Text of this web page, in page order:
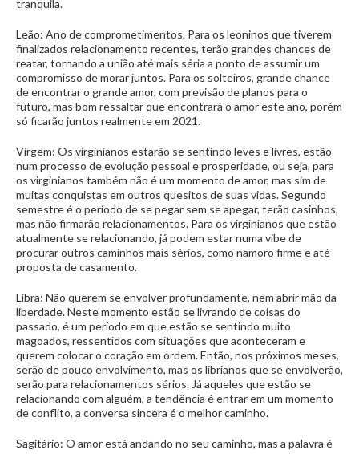
tranquila.
Leão: Ano de comprometimentos. Para os leoninos que tiverem
finalizados relacionamento recentes, terão grandes chances de
reatar, tornando a união até mais séria a ponto de assumir um
compromisso de morar juntos. Para os solteiros, grande chance
de encontrar o grande amor, com previsão de planos para o
futuro, mas bom ressaltar que encontrará o amor este ano, porém
só ficarão juntos realmente em 2021.
Virgem: Os virginianos estarão se sentindo leves e livres, estão
num processo de evolução pessoal e prosperidade, ou seja, para
os virginianos também não é um momento de amor, mas sim de
muitas conquistas em outros quesitos de suas vidas. Segundo
semestre é o período de se pegar sem se apegar, terão casinhos,
mas não firmarão relacionamentos. Para os virginianos que estão
atualmente se relacionando, já podem estar numa vibe de
procurar outros caminhos mais sérios, como namoro firme e até
proposta de casamento.
Libra: Não querem se envolver profundamente, nem abrir mão da
liberdade. Neste momento estão se livrando de coisas do
passado, é um período em que estão se sentindo muito
magoados, ressentidos com situações que aconteceram e
querem colocar o coração em ordem. Então, nos próximos meses,
serão de pouco envolvimento, mas os librianos que se envolverão,
serão para relacionamentos sérios. Já aqueles que estão se
relacionando com alguém, a tendência é entrar em um momento
de conflito, a conversa sincera é o melhor caminho.
Sagitário: O amor está andando no seu caminho, mas a palavra é